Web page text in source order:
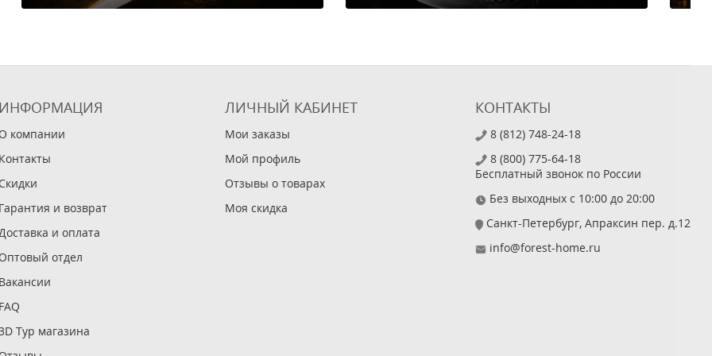
ИНФОРМАЦИЯ
О компании
Контакты
Скидки
Гарантия и возврат
и оплата
Оптовый отдел
Вакансии
FAQ
Тур магазина
ЛИЧНЫЙ КАБИНЕТ
Мои заказы
Мой профиль
Отзывы о товарах
Моя скидка
КОНТАКТЫ
8 (812) 748-24-18
8 (800) 775-64-18
Бесплатный звонок по России
Без выходных с 10:00 до 20:00
Санкт-Петербург, Апраксин пер. д.12
info@forest-home.ru